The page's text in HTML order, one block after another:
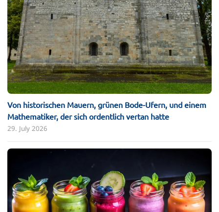
Von historischen Mauern, grünen Bode-Ufern, und einem
Mathematiker, der sich ordentlich vertan hatte
29. July 2026